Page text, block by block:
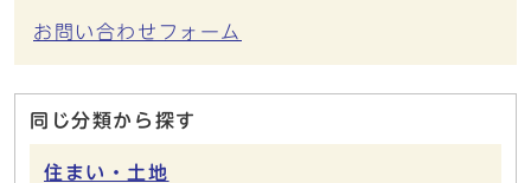
お問い合わせフォーム
同じ分類から探す
住まい・土地